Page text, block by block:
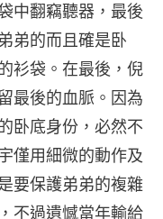
中翻竊聽器，最後
弟的而且確是卧
衫袋。在最後，倪
最後的血脈。因為
卧底身份，必然不
僅用細微的動作及
要保護弟弟的複雜
不過遺憾當年輸給